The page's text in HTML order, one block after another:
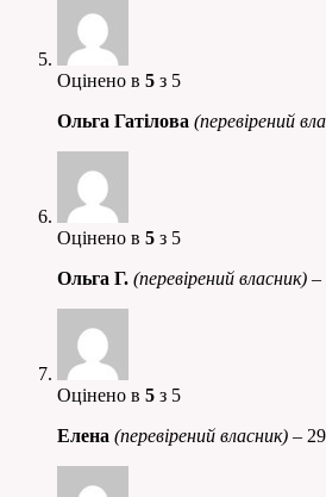
Оцінено в 5 з 5
Ольга Гатілова (перевірений
Оцінено в 5 з 5
Ольга Г. (перевірений власник) –
Оцінено в 5 з 5
Елена (перевірений власник) –